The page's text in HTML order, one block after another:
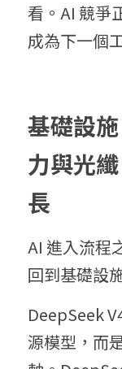
看。AI 競爭
成為下一個
基礎設
力與光
長
AI 進入流程
回到基礎設
DeepSeek
源模型，而